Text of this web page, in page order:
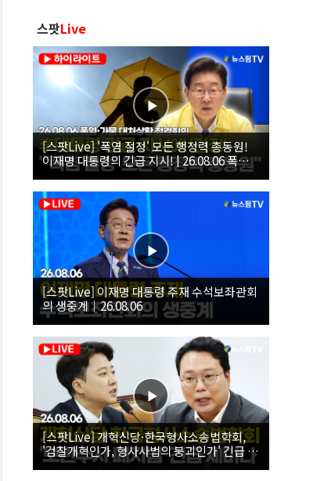
스팟Live
[스팟Live] '폭염 절정' 모든 행정력 총동원!
이재명 대통령의 긴급 지시! | 26.08.06 폭염•
가뭄 대처상황 점검회의
[스팟Live] 이재명 대통령 주재 수석보좌관회
의 생중계｜26.08.06
[스팟Live] 개혁신당·한국형사소송법학회,
'검찰개혁인가, 형사사법의 붕괴인가' 긴급 세
미나｜26.08.06